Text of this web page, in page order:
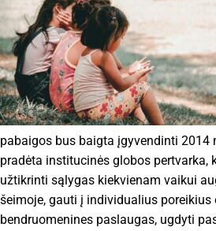
pabaigos bus baigta įgyvendinti 2014
pradėta institucinės globos pertvarka,
užtikrinti sąlygas kiekvienam vaikui
šeimoje, gauti į individualius poreikius
bendruomenines paslaugas, ugdyti